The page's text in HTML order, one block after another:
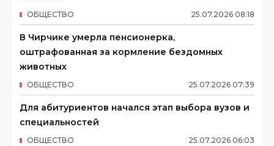
25.07.2026 08:18
ОБЩЕСТВО
В Чирчике умерла пенсионерка,
оштрафованная за кормление бездомных
животных
25.07.2026 07:39
ОБЩЕСТВО
Для абитуриентов начался этап выбора вузов и
специальностей
25.07.2026 06:03
ОБЩЕСТВО